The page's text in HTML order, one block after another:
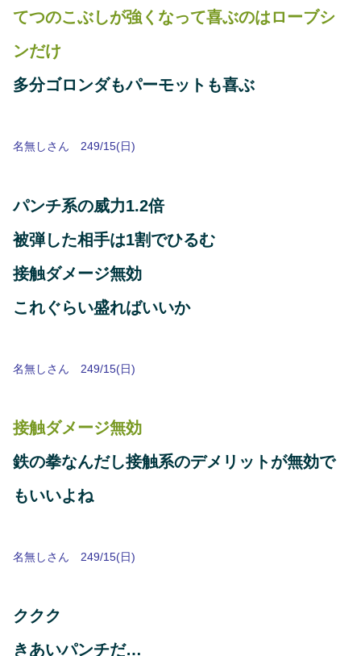
てつのこぶしが強くなって喜ぶのはローブシ
ンだけ
多分ゴロンダもパーモットも喜ぶ
名無しさん 249/15(日)
パンチ系の威力1.2倍
被弾した相手は1割でひるむ
接触ダメージ無効
これぐらい盛ればいいか
名無しさん 249/15(日)
接触ダメージ無効
鉄の拳なんだし接触系のデメリットが無効で
もいいよね
名無しさん 249/15(日)
ククク
きあいパンチだ…